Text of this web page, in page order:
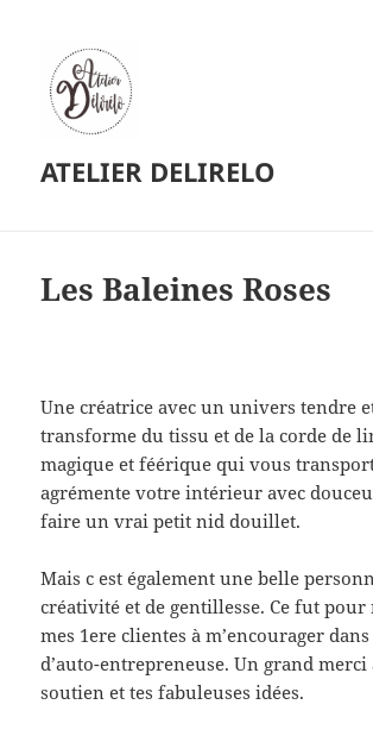
ATELIER DELIRELO
Les Baleines Roses
Une créatrice avec un univers tendre
transforme du tissu et de la corde de
magique et féérique qui vous
agrémente votre intérieur avec
faire un vrai petit nid douillet.
Mais c est également une belle
créativité et de gentillesse. Ce fut pour
mes 1ere clientes à m’encourager
d’auto-entrepreneuse. Un grand
soutien et tes fabuleuses idées.